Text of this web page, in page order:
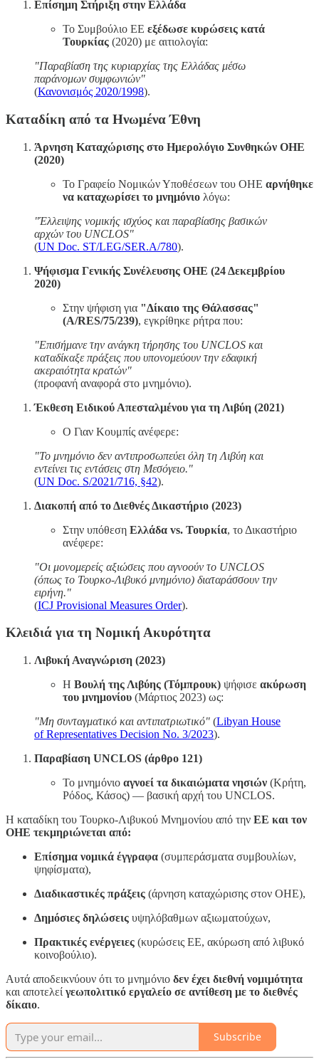
Επίσημη Στήριξη στην Ελλάδα
Το Συμβούλιο ΕΕ εξέδωσε κυρώσεις κατά
Τουρκίας (2020) με αιτιολογία:
"Παραβίαση της κυριαρχίας της Ελλάδας μέσω
παράνομων συμφωνιών"
(Κανονισμός 2020/1998).
Καταδίκη από τα Ηνωμένα Έθνη
Άρνηση Καταχώρισης στο Ημερολόγιο Συνθηκών ΟΗΕ
(2020)
Το Γραφείο Νομικών Υποθέσεων του ΟΗΕ αρνήθηκε
να καταχωρίσει το μνημόνιο λόγω:
"Έλλειψης νομικής ισχύος και παραβίασης βασικών
αρχών του UNCLOS"
(UN Doc. ST/LEG/SER.A/780).
Ψήφισμα Γενικής Συνέλευσης ΟΗΕ (24 Δεκεμβρίου
2020)
Στην ψήφιση για "Δίκαιο της Θάλασσας"
(A/RES/75/239), εγκρίθηκε ρήτρα που:
"Επισήμανε την ανάγκη τήρησης του UNCLOS και
καταδίκαξε πράξεις που υπονομεύουν την εδαφική
ακεραιότητα κρατών"
(προφανή αναφορά στο μνημόνιο).
Έκθεση Ειδικού Απεσταλμένου για τη Λιβύη (2021)
Ο Γιαν Κουμπίς ανέφερε:
"Το μνημόνιο δεν αντιπροσωπεύει όλη τη Λιβύη και
εντείνει τις εντάσεις στη Μεσόγειο."
(UN Doc. S/2021/716, §42).
Διακοπή από το Διεθνές Δικαστήριο (2023)
Στην υπόθεση Ελλάδα vs. Τουρκία, το Δικαστήριο
ανέφερε:
"Οι μονομερείς αξιώσεις που αγνοούν το UNCLOS
(όπως το Τουρκο-Λιβυκό μνημόνιο) διαταράσσουν την
ειρήνη."
(ICJ Provisional Measures Order).
Κλειδιά για τη Νομική Ακυρότητα
Λιβυκή Αναγνώριση (2023)
Η Βουλή της Λιβύης (Τόμπρουκ) ψήφισε ακύρωση
του μνημονίου (Μάρτιος 2023) ως:
"Μη συνταγματικό και αντιπατριωτικό" (Libyan House
of Representatives Decision No. 3/2023).
Παραβίαση UNCLOS (άρθρο 121)
Το μνημόνιο αγνοεί τα δικαιώματα νησιών (Κρήτη,
Ρόδος, Κάσος) — βασική αρχή του UNCLOS.
Η καταδίκη του Τουρκο-Λιβυκού Μνημονίου από την ΕΕ και τον
ΟΗΕ τεκμηριώνεται από:
Επίσημα νομικά έγγραφα (συμπεράσματα συμβουλίων,
ψηφίσματα),
Διαδικαστικές πράξεις (άρνηση καταχώρισης στον ΟΗΕ),
Δημόσιες δηλώσεις υψηλόβαθμων αξιωματούχων,
Πρακτικές ενέργειες (κυρώσεις ΕΕ, ακύρωση από λιβυκό
κοινοβούλιο).
Αυτά αποδεικνύουν ότι το μνημόνιο δεν έχει διεθνή νομιμότητα
και αποτελεί γεωπολιτικό εργαλείο σε αντίθεση με το διεθνές
δίκαιο.
Subscribe